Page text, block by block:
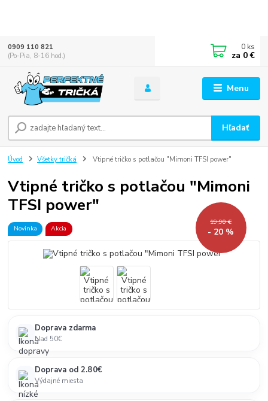
Menu
Hľadať
0909 110 821
(Po-Pia, 8-16 hod.)
0 ks
za 0 €
Úvod Všetky tričká Vtipné tričko s potlačou "Mimoni TFSI power"
Vtipné tričko s potlačou "Mimoni
TFSI power"
Novinka Akcia
19,90 €
- 20 %
Doprava zdarma
Nad 50€
Doprava od 2.80€
Výdajné miesta